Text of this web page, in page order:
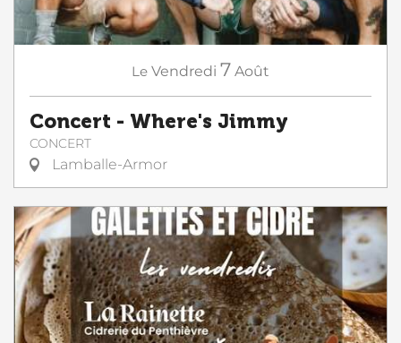
Le Vendredi 7 Août
Concert - Where's Jimmy
CONCERT
Lamballe-Armor